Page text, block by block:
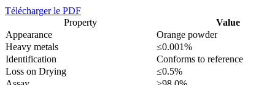
Télécharger le PDF
Property
Value
Appearance
Orange powder
Heavy metals
≤0.001%
Identification
Conforms to reference
Loss on Drying
≤0.5%